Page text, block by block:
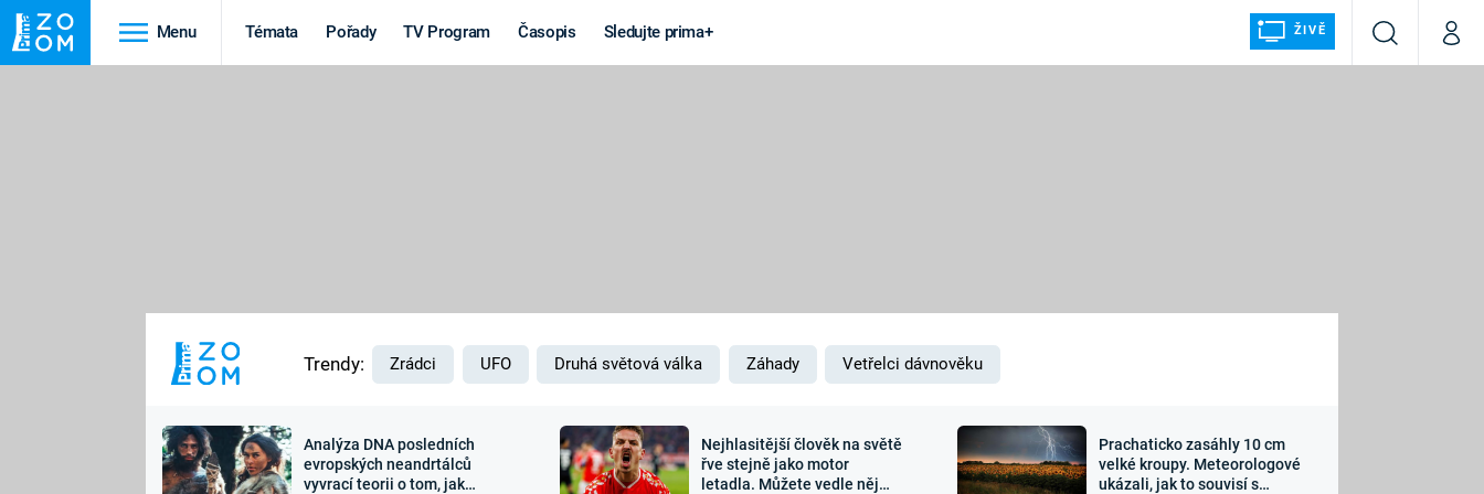
Menu Témata Pořady TV Program Časopis Sledujte prima+ ŽIVĚ
VyhledáváníMůj
MARS
Výročí
Záhady a
Zajímavosti Sledujte nás
Trendy: Zrádci UFO Druhá světová válka Záhady Vetřelci dávnověku
Analýza DNA posledních
evropských neandrtálců
vyvrací teorii o tom, jak
Nejhlasitější člověk na světě
řve stejně jako motor
letadla. Můžete vedle něj
Prachaticko zasáhly 10 cm
velké kroupy. Meteorologové
ukázali, jak to souvisí s